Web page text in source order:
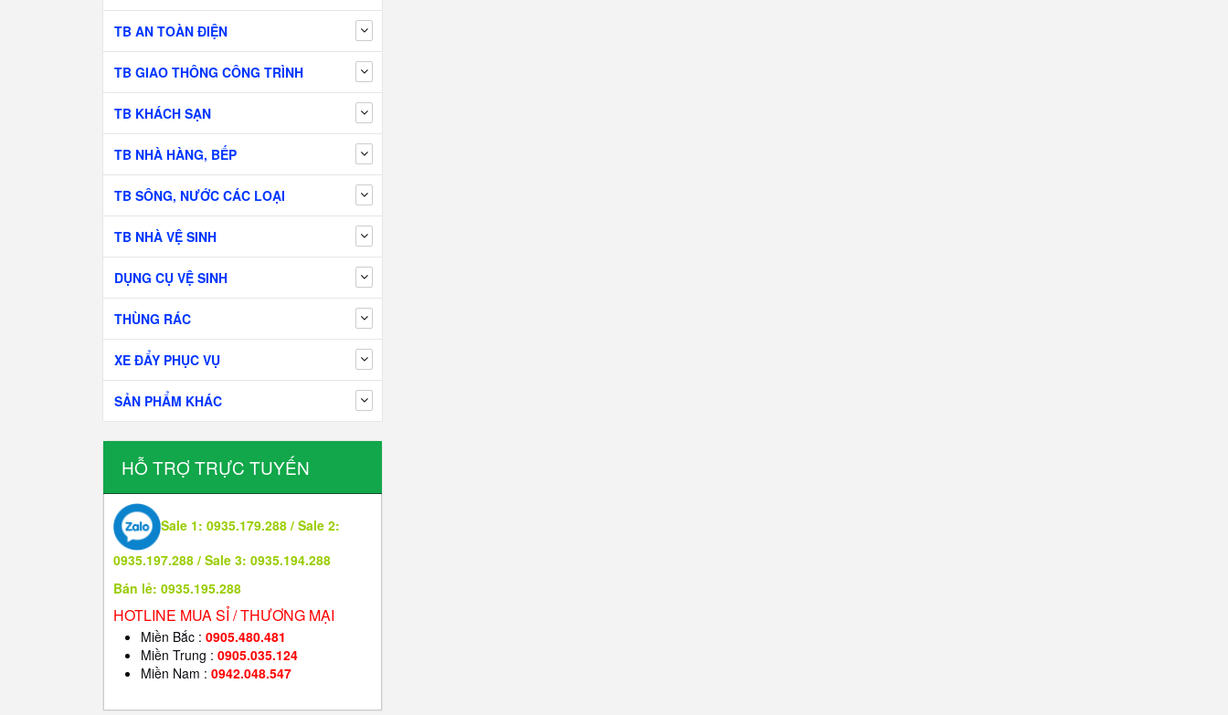
TB AN TOÀN ĐIỆN
TB GIAO THÔNG CÔNG TRÌNH
TB KHÁCH SẠN
TB NHÀ HÀNG, BẾP
TB SÔNG, NƯỚC CÁC LOẠI
TB NHÀ VỆ SINH
DỤNG CỤ VỆ SINH
THÙNG RÁC
XE ĐẨY PHỤC VỤ
SẢN PHẨM KHÁC
HỖ TRỢ TRỰC TUYẾN
Sale 1: 0935.179.288 / Sale 2:
0935.197.288 / Sale 3: 0935.194.288
Bán lẻ: 0935.195.288
HOTLINE MUA SỈ / THƯƠNG MẠI
Miền Bắc : 0905.480.481
Miền Trung : 0905.035.124
Miền Nam : 0942.048.547